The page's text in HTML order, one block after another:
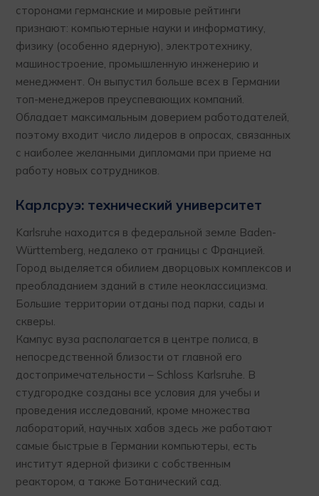
сторонами германские и мировые рейтинги
признают: компьютерные науки и информатику,
физику (особенно ядерную), электротехнику,
машиностроение, промышленную инженерию и
менеджмент. Он выпустил больше всех в Германии
топ-менеджеров преуспевающих компаний.
Обладает максимальным доверием работодателей,
поэтому входит число лидеров в опросах, связанных
с наиболее желанными дипломами при приеме на
работу новых сотрудников.
Карлсруэ: технический университет
Karlsruhe находится в федеральной земле Baden-
Württemberg, недалеко от границы с Францией.
Город выделяется обилием дворцовых комплексов и
преобладанием зданий в стиле неоклассицизма.
Большие территории отданы под парки, сады и
скверы.
Кампус вуза располагается в центре полиса, в
непосредственной близости от главной его
достопримечательности – Schloss Karlsruhe. В
студгородке созданы все условия для учебы и
проведения исследований, кроме множества
лабораторий, научных хабов здесь же работают
самые быстрые в Германии компьютеры, есть
институт ядерной физики с собственным
реактором, а также Ботанический сад.